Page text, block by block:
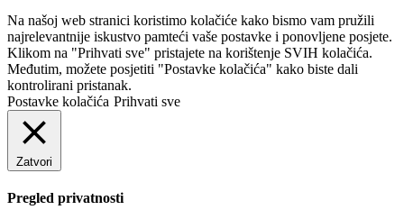
Na našoj web stranici koristimo kolačiće kako bismo vam pružili
najrelevantnije iskustvo pamteći vaše postavke i ponovljene posjete.
Klikom na "Prihvati sve" pristajete na korištenje SVIH kolačića.
Međutim, možete posjetiti "Postavke kolačića" kako biste dali
kontrolirani pristanak.
Postavke kolačića Prihvati sve
Zatvori
Pregled privatnosti